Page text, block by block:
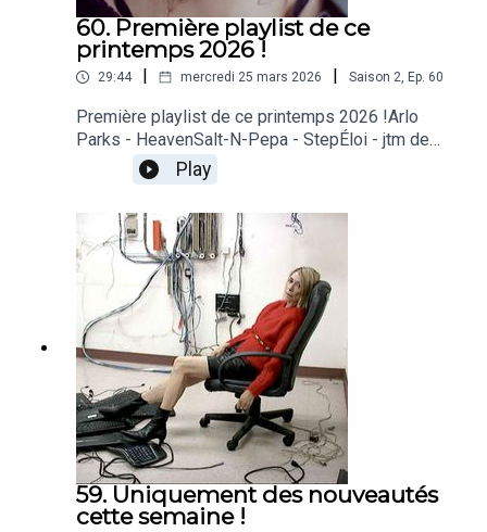
60. Première playlist de ce
printemps 2026 !
29:44 mercredi 25 mars 2026 Saison 2, Ep. 60
Première playlist de ce printemps 2026 !Arlo
Parks - HeavenSalt-N-Pepa - StepÉloi - jtm de
oufbeabadoobee - All I Did Was Dream of
YouGildaa - L'ÉquilibreVoyou - Deux oiseauxAn
Pierle - Sorry
Play
59. Uniquement des nouveautés
cette semaine !